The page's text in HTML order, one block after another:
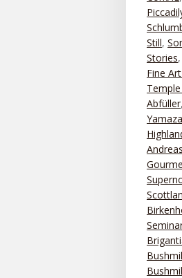
Still,
Stories,
Fine
Abfüller,